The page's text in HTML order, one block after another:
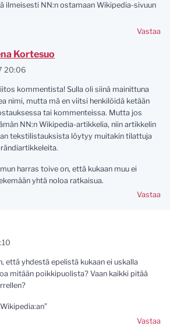
ilmeisesti NN:n ostamaan Wikipedia-sivuun
Vastaa
Kortesuo
20:06
kommentista! Sulla oli siinä mainittuna
nimi, mutta mä en viitsi henkilöidä ketään
tai kommenteissa. Mutta jos
NN:n Wikipedia-artikkelia, niin artikkelin
tekstilistauksista löytyy muitakin tilattuja
harras toive on, että kukaan muu ei
yhtä noloa ratkaisua.
Vastaa
että yhdestä epelistä kukaan ei uskalla
mitään poikkipuolista? Vaan kaikki pitää
Vastaa